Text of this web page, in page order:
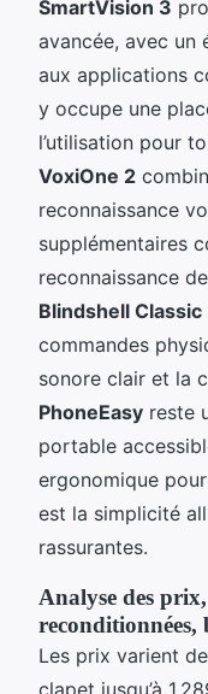
SmartVision 3
avancée, avec un
aux applications
y occupe une
l’utilisation pour
VoxiOne 2
reconnaissance
supplémentaires
reconnaissance
Blindshell Classic
commandes
sonore clair et la
PhoneEasy reste
portable
ergonomique
est la simplicité
rassurantes.
Analyse des
reconditionnées,
Les prix varient
clapet jusqu’à 1